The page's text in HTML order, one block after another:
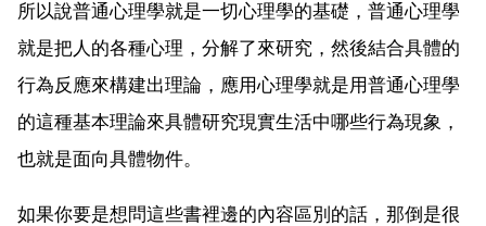
所以說普通心理學就是一切心理學的基礎，普通心理學
就是把人的各種心理，分解了來研究，然後結合具體的
行為反應來構建出理論，應用心理學就是用普通心理學
的這種基本理論來具體研究現實生活中哪些行為現象，
也就是面向具體物件。
如果你要是想問這些書裡邊的內容區別的話，那倒是很